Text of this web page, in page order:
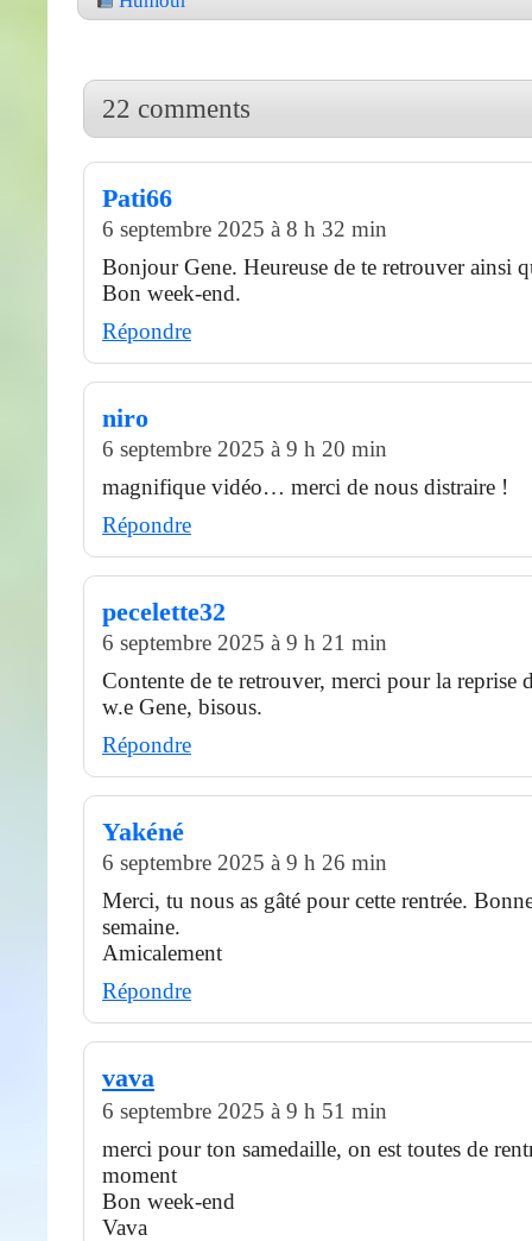
22 comments
Pati66
6 septembre 2025 à 8 h 32 min
Bonjour Gene. Heureuse de te retrouver ainsi
Bon week-end.
Répondre
niro
6 septembre 2025 à 9 h 20 min
magnifique vidéo… merci de nous distraire !
Répondre
pecelette32
6 septembre 2025 à 9 h 21 min
Contente de te retrouver, merci pour la reprise
w.e Gene, bisous.
Répondre
Yakéné
6 septembre 2025 à 9 h 26 min
Merci, tu nous as gâté pour cette rentrée.
semaine.
Amicalement
Répondre
vava
6 septembre 2025 à 9 h 51 min
merci pour ton samedaille, on est toutes de
moment
Bon week-end
Vava